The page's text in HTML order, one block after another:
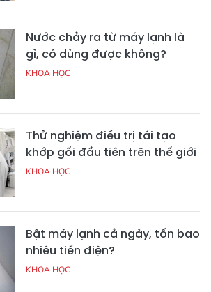
Nước chảy ra từ máy lạnh là
gì, có dùng được không?
KHOA HỌC
Thử nghiệm điều trị tái tạo
khớp gối đầu tiên trên thế giới
KHOA HỌC
Bật máy lạnh cả ngày, tốn bao
nhiêu tiền điện?
KHOA HỌC